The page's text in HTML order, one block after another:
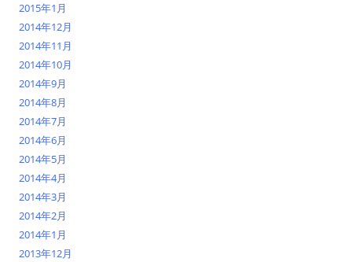
2015年1月
2014年12月
2014年11月
2014年10月
2014年9月
2014年8月
2014年7月
2014年6月
2014年5月
2014年4月
2014年3月
2014年2月
2014年1月
2013年12月